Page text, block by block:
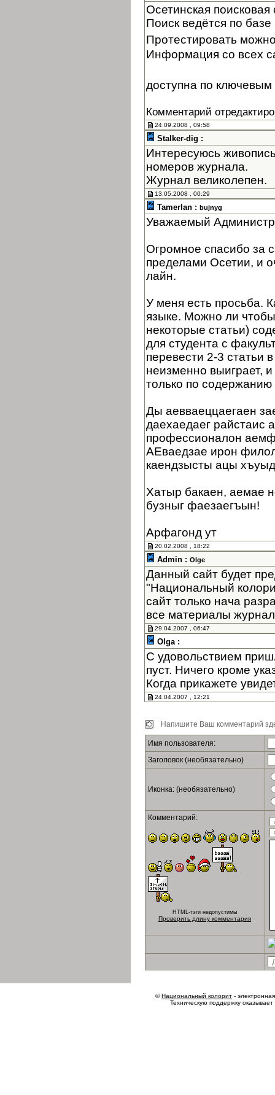
Осетинская
Поиск ведётся по
Протестировать
Информация со всех
доступна по
Комментарий
24.09.2008 , 09:58
Stalker-dig :
Интересуюсь
номеров журнала.
Журнал великолепен.
13.05.2008 , 00:29
Tamerlan : bujnyg
Уважаемый
Огромное спасибо за
пределами Осетии, и
лайн.
У меня есть просьба.
языке. Можно ли
некоторые статьи)
для студента с
перевести 2-3 статьи
неизменно выиграет,
только по
Ды аевваеццаегаен
даехаедаег райстаис
профессионалон
АЕваедзае ирон
каендзысты ацы
Хатыр бакаен, аемае
бузныг фаезаегъын!
Арфагонд ут
20.02.2008 , 18:22
Admin : Olge
Данный сайт будет
"Национальный
сайт только нача
все материалы
29.04.2007 , 06:47
Olga :
С удовольствием
пуст. Ничего кроме
Когда прикажете
24.04.2007 , 12:21
Напишите Ваш комментарий
Имя пользователя:
Заголовок (необязательно)
Иконка: (необязательно)
Комментарий:
HTML-тэги недопустимы
Проверить длину комментария
©Национальный колорит -
Техническую поддержку